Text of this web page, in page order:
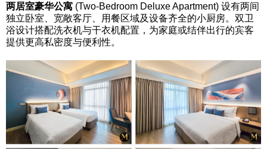
两居室豪华公寓 (Two-Bedroom Deluxe Apartment) 设有两间
独立卧室、宽敞客厅、用餐区域及设备齐全的小厨房。双卫
浴设计搭配洗衣机与干衣机配置，为家庭或结伴出行的宾客
提供更高私密度与便利性。